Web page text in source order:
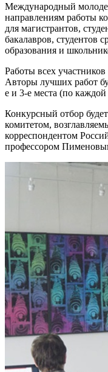
Международный
направлениям работы
для магистрантов,
бакалавров, студентов
образования и
Работы всех
Авторы лучших работ
е и 3-е места (по
Конкурсный отбор
комитетом,
корреспондентом
профессором